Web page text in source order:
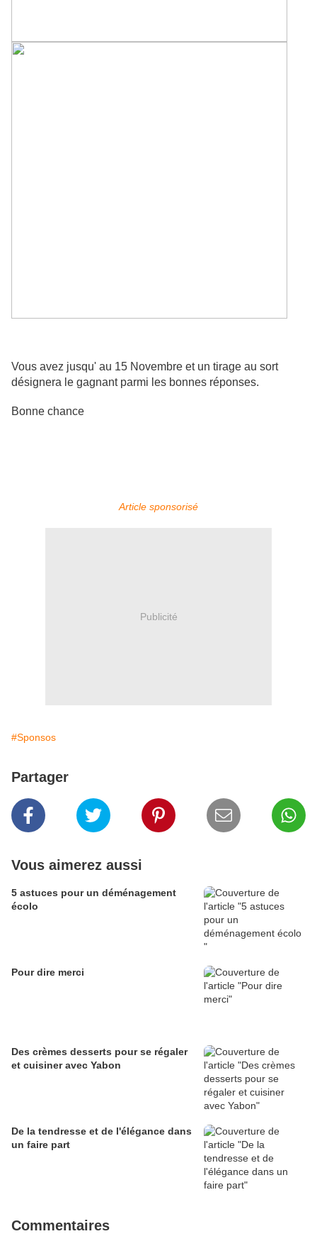
Vous avez jusqu' au 15 Novembre et un tirage au sort
désignera le gagnant parmi les bonnes réponses.
Bonne chance
Article sponsorisé
Publicité
#Sponsos
Partager
Vous aimerez aussi
5 astuces pour un déménagement
écolo
Pour dire merci
Des crèmes desserts pour se régaler
et cuisiner avec Yabon
De la tendresse et de l'élégance dans
un faire part
Commentaires